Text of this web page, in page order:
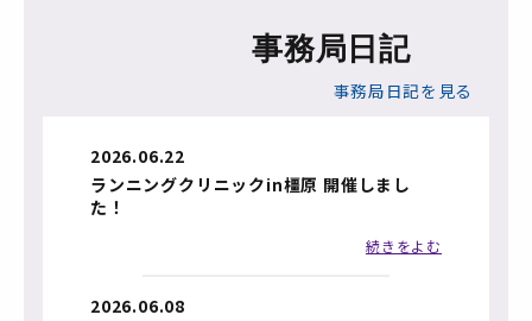
事務局日記
事務局日記を見る